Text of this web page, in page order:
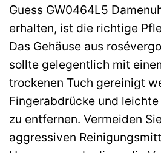
Guess GW0464L5
erhalten, ist die richtige
Das Gehäuse aus
sollte gelegentlich mit
trockenen Tuch gereinigt
Fingerabdrücke und
zu entfernen. Vermeiden
aggressiven